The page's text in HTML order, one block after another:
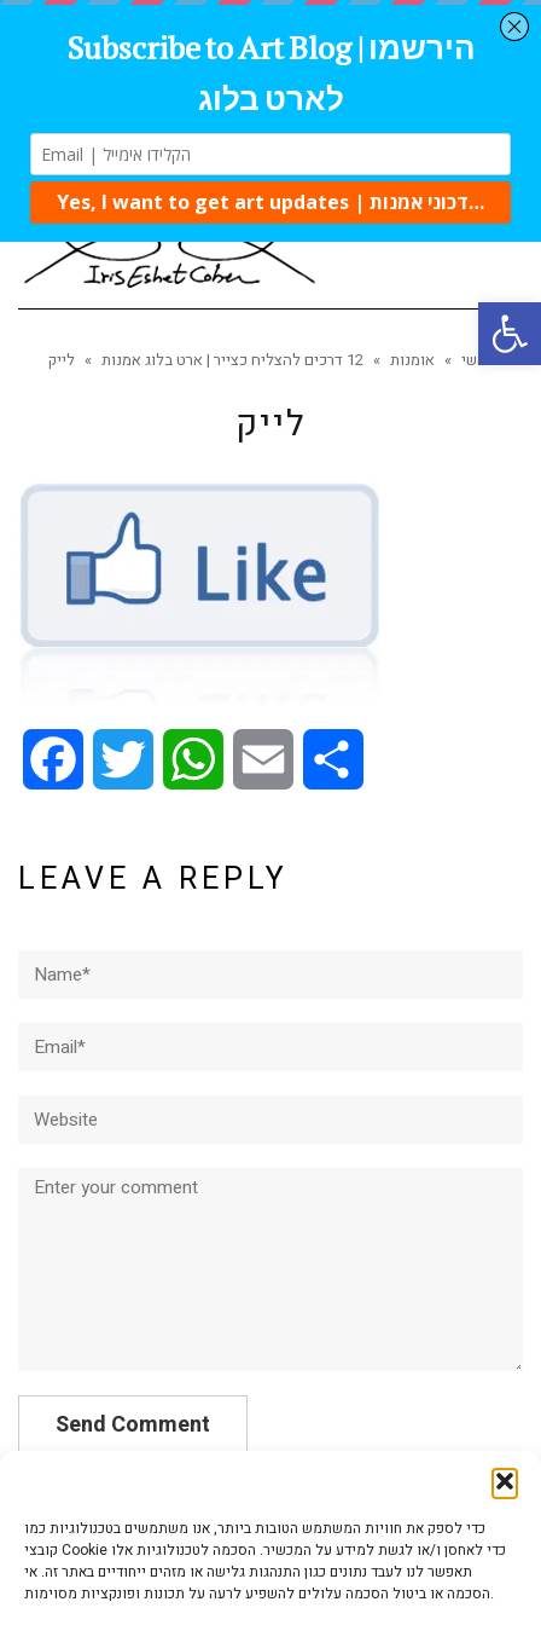
כדי לספק את חוויות המשתמש הטובות ביותר, אנו משתמשים בטכנולוגיות כמו
קובצי Cookie כדי לאחסן ו/או לגשת למידע על המכשיר. הסכמה לטכנולוגיות אלו
תאפשר לנו לעבד נתונים כגון התנהגות גלישה או מזהים ייחודיים באתר זה. אי
הסכמה או ביטול הסכמה עלולים להשפיע לרעה על תכונות ופונקציות מסוימות.
ראשי » אומנות » 12 דרכים להצליח כצייר | ארט בלוג אמנות » לייק
לייק
Facebook Twitter WhatsApp Email
LEAVE A REPLY
Comment